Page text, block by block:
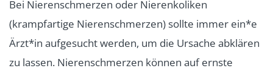
Bei Nierenschmerzen oder Nierenkoliken
(krampfartige Nierenschmerzen) sollte immer ein*e
Ärzt*in aufgesucht werden, um die Ursache abklären
zu lassen. Nierenschmerzen können auf ernste